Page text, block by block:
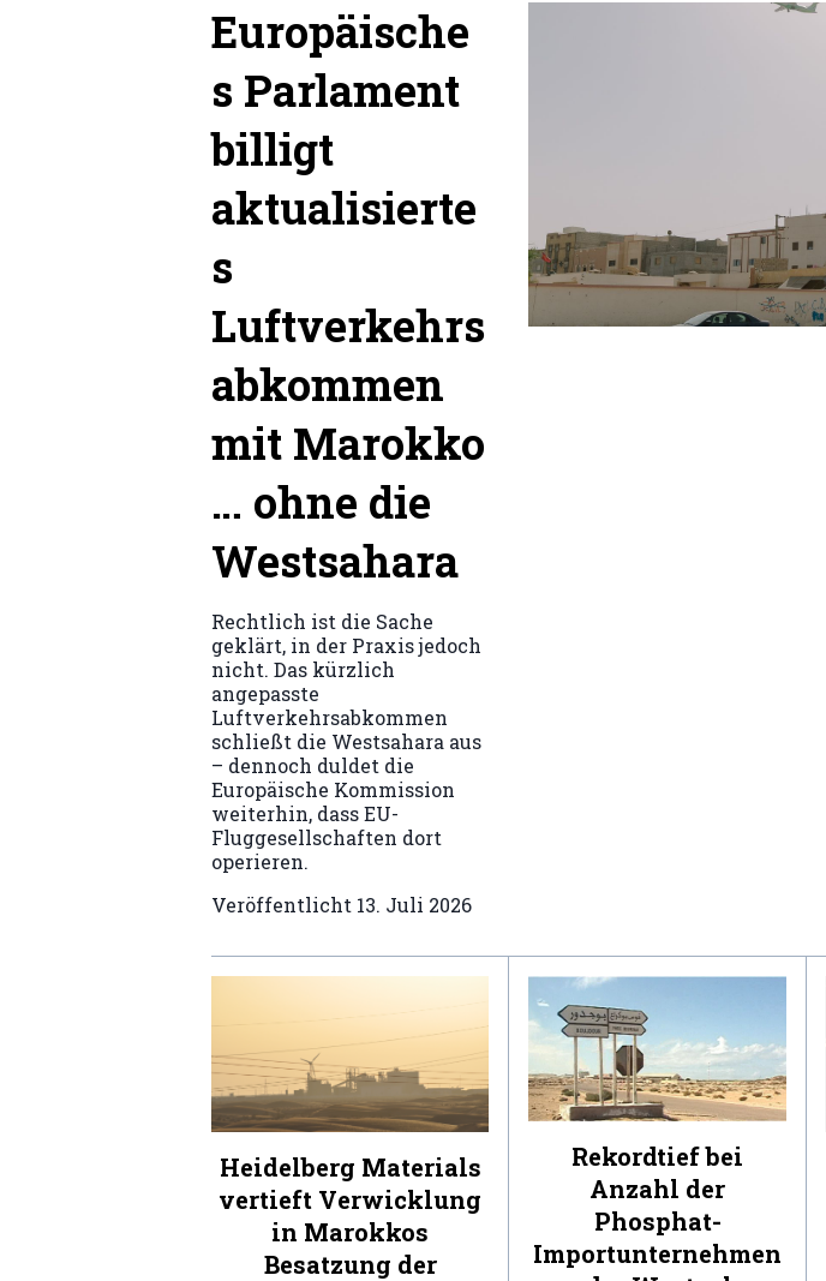
Europäische
s Parlament
billigt
aktualisierte
s
Luftverkehrs
abkommen
mit Marokko
… ohne die
Westsahara
Rechtlich ist die Sache
geklärt, in der Praxis jedoch
nicht. Das kürzlich
angepasste
Luftverkehrsabkommen
schließt die Westsahara aus
– dennoch duldet die
Europäische Kommission
weiterhin, dass EU-
Fluggesellschaften dort
operieren.
Veröffentlicht 13. Juli 2026
Heidelberg Materials
vertieft Verwicklung
in Marokkos
Besatzung der
Rekordtief bei
Anzahl der
Phosphat-
Importunternehmen